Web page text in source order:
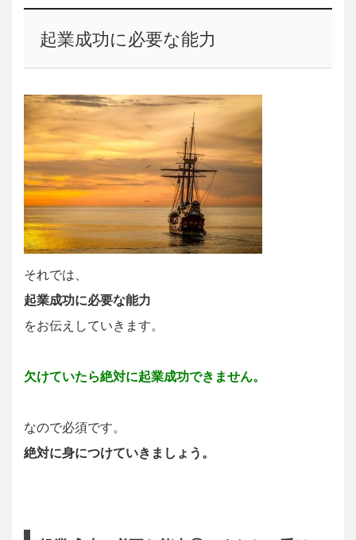
起業成功に必要な能力
それでは、
起業成功に必要な能力
をお伝えしていきます。
欠けていたら絶対に起業成功できません。
なので必須です。
絶対に身につけていきましょう。